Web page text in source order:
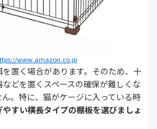
www.amazon.co.jp
置く場合があります。そのため、十
どを置くスペースの確保が難しくな
。特に、猫がケージに入っている時
やすい横長タイプの棚板を選びましょ